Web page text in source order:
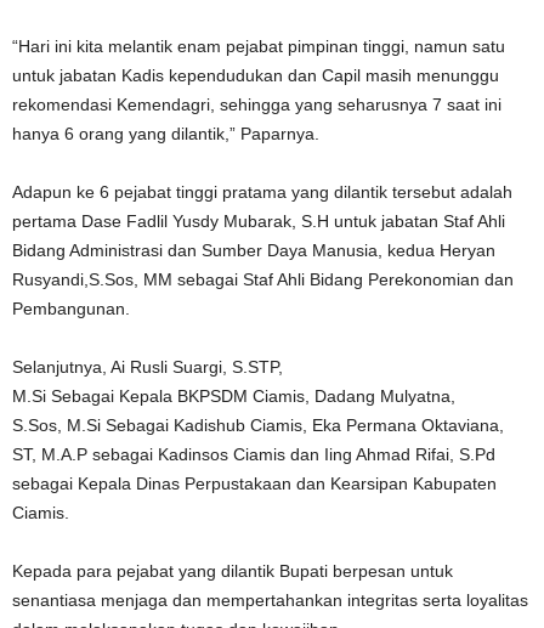
“Hari ini kita melantik enam pejabat pimpinan tinggi, namun satu
untuk jabatan Kadis kependudukan dan Capil masih menunggu
rekomendasi Kemendagri, sehingga yang seharusnya 7 saat ini
hanya 6 orang yang dilantik,” Paparnya.
Adapun ke 6 pejabat tinggi pratama yang dilantik tersebut adalah
pertama Dase Fadlil Yusdy Mubarak, S.H untuk jabatan Staf Ahli
Bidang Administrasi dan Sumber Daya Manusia, kedua Heryan
Rusyandi,S.Sos, MM sebagai Staf Ahli Bidang Perekonomian dan
Pembangunan.
Selanjutnya, Ai Rusli Suargi, S.STP,
M.Si Sebagai Kepala BKPSDM Ciamis, Dadang Mulyatna,
S.Sos, M.Si Sebagai Kadishub Ciamis, Eka Permana Oktaviana,
ST, M.A.P sebagai Kadinsos Ciamis dan Iing Ahmad Rifai, S.Pd
sebagai Kepala Dinas Perpustakaan dan Kearsipan Kabupaten
Ciamis.
Kepada para pejabat yang dilantik Bupati berpesan untuk
senantiasa menjaga dan mempertahankan integritas serta loyalitas